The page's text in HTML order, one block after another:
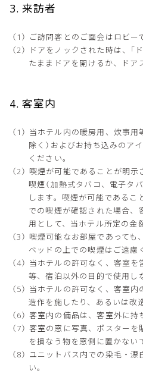
3. 来訪者
ご訪問客とのご面会はロビー
ドアをノックされた時は、「
たままドアを開けるか、ドア
4. 客室内
当ホテル内の暖房用、炊事用
除く）およびお持ち込みのア
ください。
喫煙が可能であることが明示
喫煙（加熱式タバコ、電子タ
します。喫煙が可能であるこ
での喫煙が確認された場合、
用として、当ホテル所定の金
喫煙可能なお部屋であっても
ベッドの上での喫煙はご遠慮
当ホテルの許可なく、客室を
等、宿泊以外の目的で使用し
当ホテルの許可なく、客室内
造作を施したり、あるいは改
客室内の備品は、客室外に持
客室の窓に写真、ポスターを
を損なう物を窓側に置かない
ユニットバス内での染毛・漂
い。